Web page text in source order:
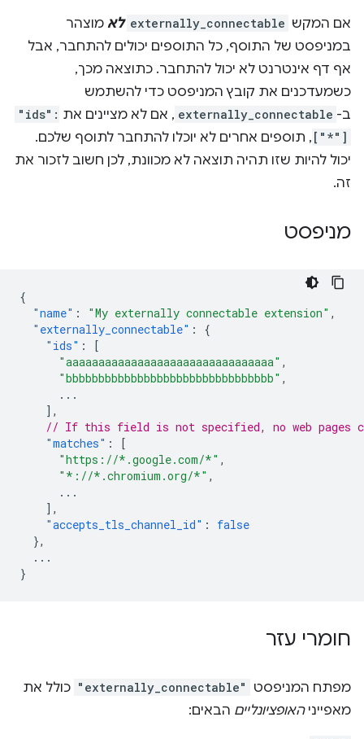
אם המקש externally_connectable לא מוצהר
במניפסט של התוסף, כל התוספים יכולים להתחבר, אבל
אף דף אינטרנט לא יכול להתחבר. כתוצאה מכך,
כשמעדכנים את קובץ המניפסט כדי להשתמש
ב- externally_connectable , אם לא מציינים את "ids":
["*"] , תוספים אחרים לא יוכלו להתחבר לתוסף שלכם.
יכול להיות שזו תהיה תוצאה לא מכוונת, לכן חשוב לזכור את
זה.
מניפסט
{
"name" : "My externally connectable extension" ,
"externally_connectable" :
{
"ids" :
[
"aaaaaaaaaaaaaaaaaaaaaaaaaaaaaaaa" ,
"bbbbbbbbbbbbbbbbbbbbbbbbbbbbbbbb" ,
...
],
// If this field is not specified, no web pages
"matches" :
[
"https://*.google.com/*" ,
"*://*.chromium.org/*" ,
...
],
"accepts_tls_channel_id" :
false
},
...
}
חומרי עזר
מפתח המניפסט "externally_connectable" כולל את
מאפייניהאופציונליים הבאים: